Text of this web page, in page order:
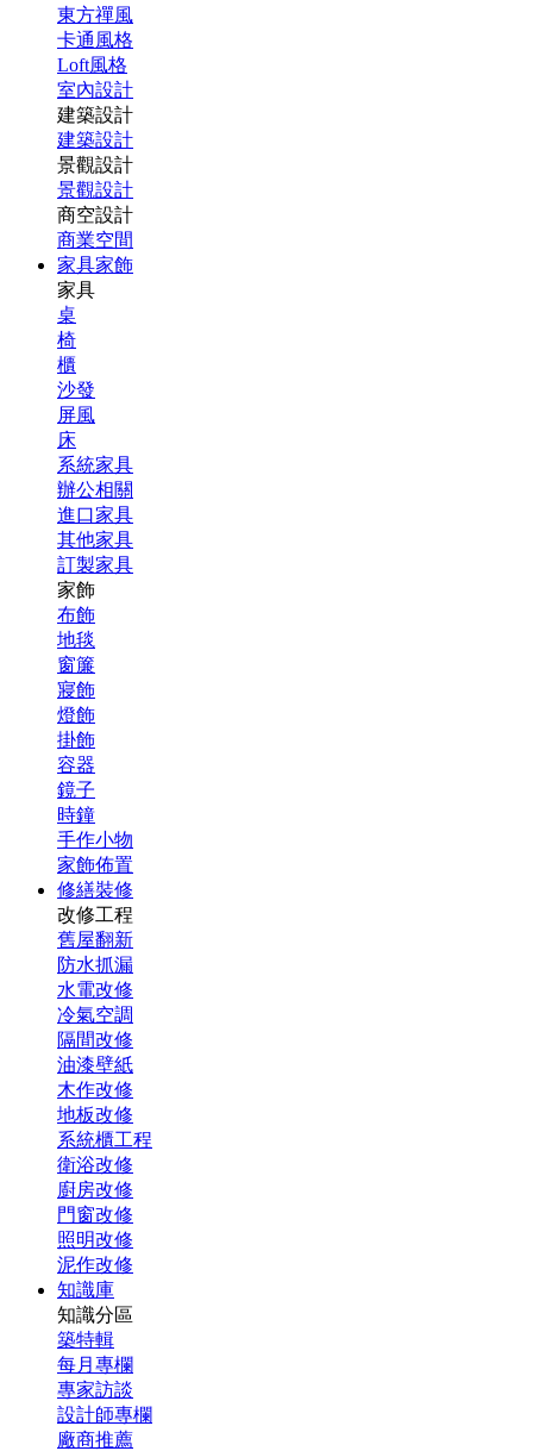
東方禪風
卡通風格
Loft風格
室內設計
建築設計
建築設計
景觀設計
景觀設計
商空設計
商業空間
家具家飾
家具
桌
椅
櫃
沙發
屏風
床
系統家具
辦公相關
進口家具
其他家具
訂製家具
家飾
布飾
地毯
窗簾
寢飾
燈飾
掛飾
容器
鏡子
時鐘
手作小物
家飾佈置
修繕裝修
改修工程
舊屋翻新
防水抓漏
水電改修
冷氣空調
隔間改修
油漆壁紙
木作改修
地板改修
系統櫃工程
衛浴改修
廚房改修
門窗改修
照明改修
泥作改修
知識庫
知識分區
築特輯
每月專欄
專家訪談
設計師專欄
廠商推薦